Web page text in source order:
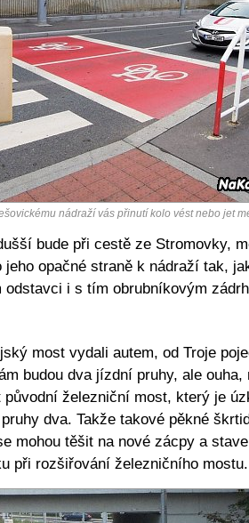
nádraží vás přinutí kolo vést nebo jet
bude při cestě ze Stromovky,
jeho opačné straně k nádraží tak,
odstavci i s tím obrubníkovým
most vydali autem, od Troje
budou dva jízdní pruhy, ale ouha,
původní železniční most, který je
dva. Takže takové pěkné
mohou těšit na nové zácpy a
při rozšiřování železničního mostu.